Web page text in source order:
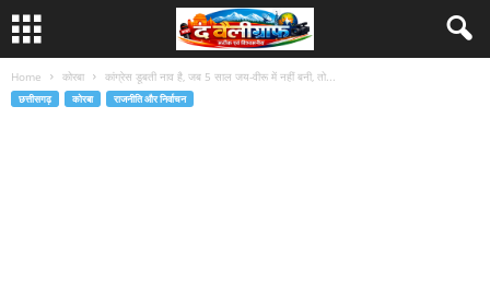
Home कोरबा कांग्रेस डूबती नाव है, जब 5 साल जय-वीरू में नहीं बनी, तो...
छत्तीसगढ़ कोरबा राजनीति और निर्वाचन